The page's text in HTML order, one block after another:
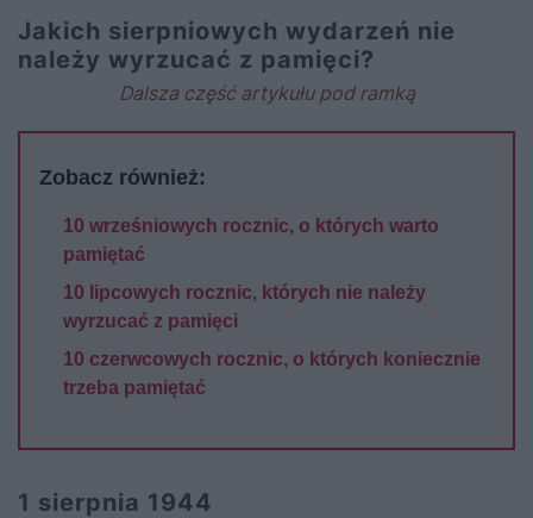
Jakich sierpniowych wydarzeń nie
należy wyrzucać z pamięci?
Dalsza część artykułu pod ramką
Zobacz również:
10 wrześniowych rocznic, o których warto
pamiętać
10 lipcowych rocznic, których nie należy
wyrzucać z pamięci
10 czerwcowych rocznic, o których koniecznie
trzeba pamiętać
1 sierpnia 1944